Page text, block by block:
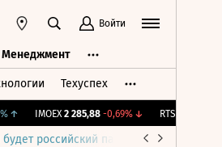
Войти
Менеджмент
Техуспех
↑ IMOEX 2 285,88 -0,69%↓ RTSI 884,56
российский парламент